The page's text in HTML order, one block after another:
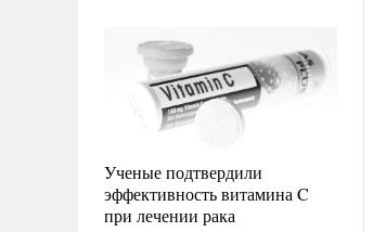
Ученые подтвердили
эффективность витамина C
при лечении рака